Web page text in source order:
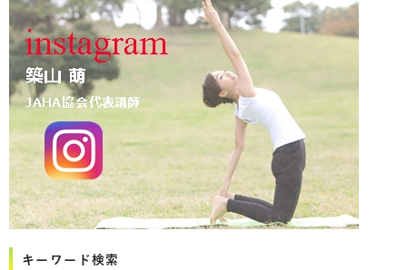
キーワード検索